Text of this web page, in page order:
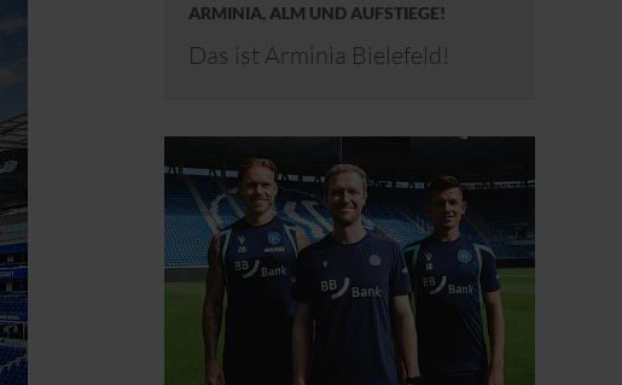
ARMINIA, ALM UND AUFSTIEGE!
Das ist Arminia Bielefeld!